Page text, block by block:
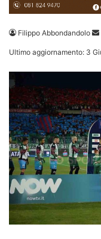
Filippo Abbondandolo
Ultimo aggiornamento: 3